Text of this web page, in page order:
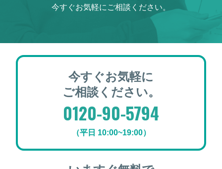
今すぐお気軽にご相談ください。
今すぐお気軽に
ご相談ください。
0120-90-5794
（平日 10:00~19:00）